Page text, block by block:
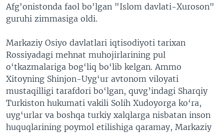
Afg'onistonda faol bo'lgan "Islom davlati-Xuroson"
guruhi zimmasiga oldi.
Markaziy Osiyo davlatlari iqtisodiyoti tarixan
Rossiyadagi mehnat muhojirlarining pul
o‘tkazmalariga bog‘liq bo‘lib kelgan. Ammo
Xitoyning Shinjon-Uyg‘ur avtonom viloyati
mustaqilligi tarafdori bo‘lgan, quvg’indagi Sharqiy
Turkiston hukumati vakili Solih Xudoyorga ko‘ra,
uyg‘urlar va boshqa turkiy xalqlarga nisbatan inson
huquqlarining poymol etilishiga qaramay, Markaziy